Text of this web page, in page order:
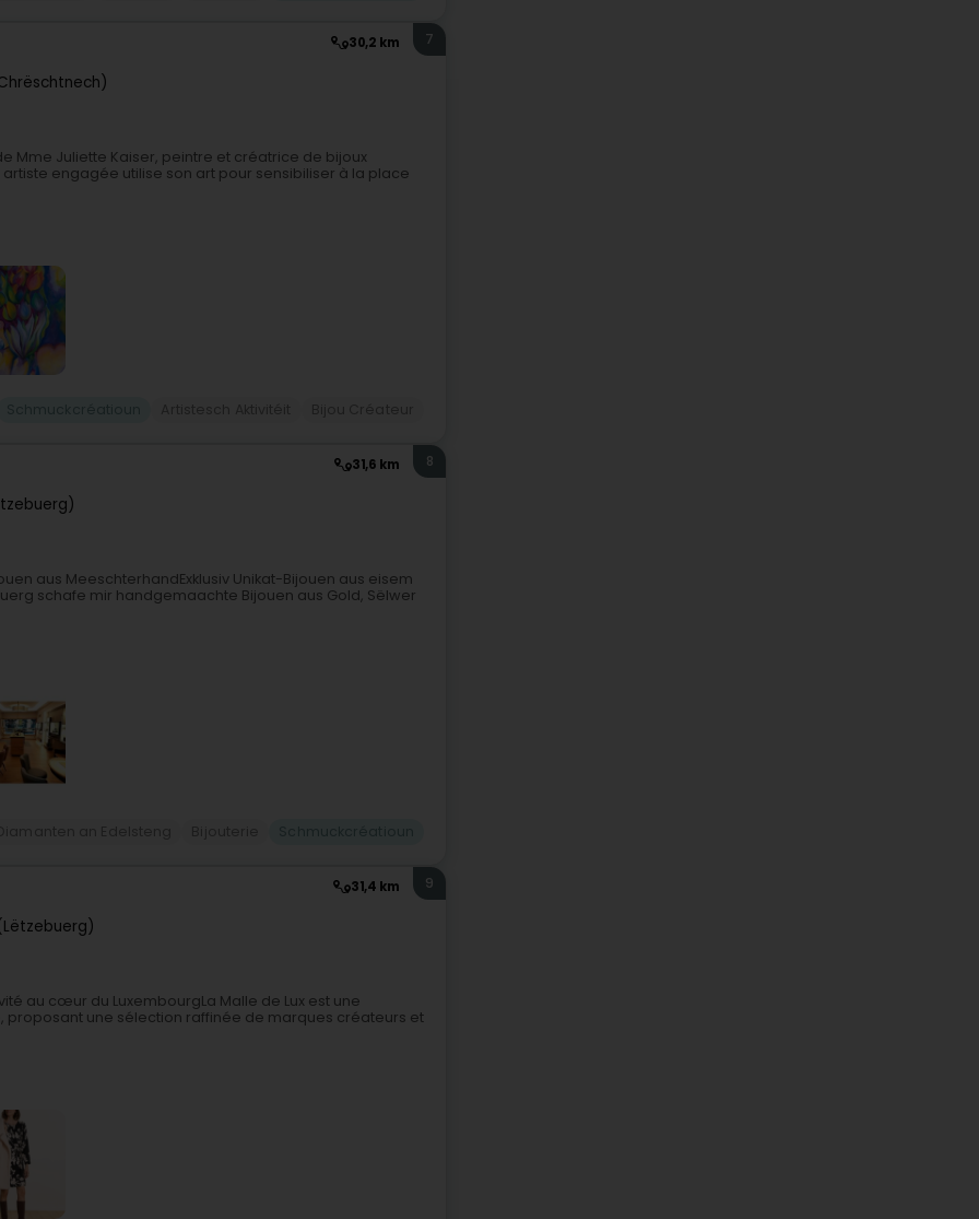
30,2 km 7
Mme Juliette Kaiser, peintre et créatrice de bijoux
engagée utilise son art pour sensibiliser à la place
31,6 km 8
aus MeeschterhandExklusiv Unikat-Bijouen aus eisem
schafe mir handgemaachte Bijouen aus Gold, Sëlwer
31,4 km 9
au cœur du LuxembourgLa Malle de Lux est une
une sélection raffinée de marques créateurs et